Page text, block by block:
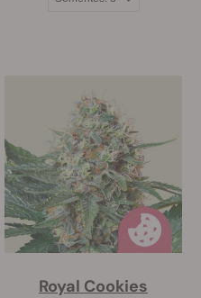
Royal Cookies